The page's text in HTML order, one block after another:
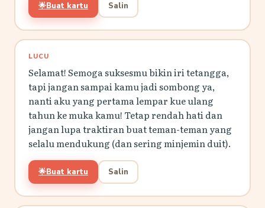
🌟Buat kartu Salin
LUCU
Selamat! Semoga suksesmu bikin iri tetangga,
tapi jangan sampai kamu jadi sombong ya,
nanti aku yang pertama lempar kue ulang
tahun ke muka kamu! Tetap rendah hati dan
jangan lupa traktiran buat teman-teman yang
selalu mendukung (dan sering minjemin duit).
🌟Buat kartu Salin